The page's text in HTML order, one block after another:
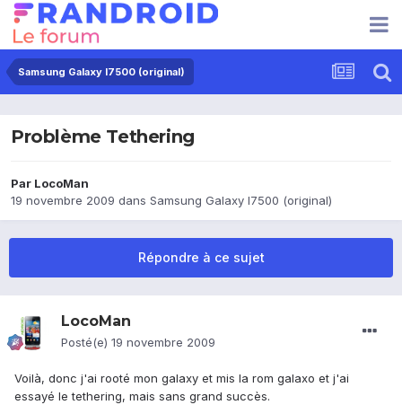
Samsung Galaxy I7500 (original)
Problème Tethering
Par LocoMan
19 novembre 2009 dans Samsung Galaxy I7500 (original)
Répondre à ce sujet
LocoMan
Posté(e) 19 novembre 2009
Voilà, donc j'ai rooté mon galaxy et mis la rom galaxo et j'ai
essayé le tethering, mais sans grand succès.